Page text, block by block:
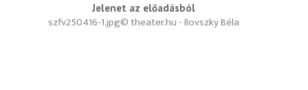
Jelenet az előadásból
© theater.hu - Ilovszky Béla
szfv250416-1.jpg